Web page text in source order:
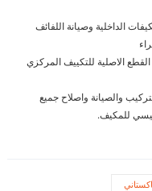
الداخلية وصيانة اللفائف
الاصلية للتكييف المركزي
والصيانة واصلاح جميع
للمكيف.